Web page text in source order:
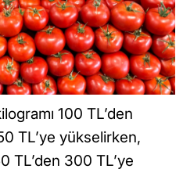
100 TL’den
TL’ye yükselirken,
TL’den 300 TL’ye